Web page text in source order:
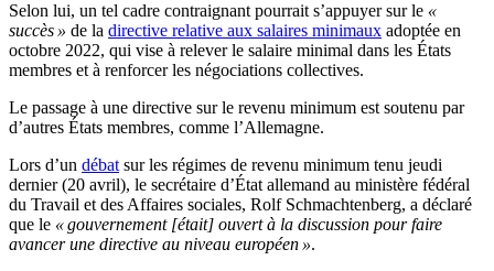
Selon lui, un tel cadre contraignant pourrait s’appuyer sur le «
succès » de la directive relative aux salaires minimaux adoptée en
octobre 2022, qui vise à relever le salaire minimal dans les États
membres et à renforcer les négociations collectives.
Le passage à une directive sur le revenu minimum est soutenu par
d’autres États membres, comme l’Allemagne.
Lors d’un débat sur les régimes de revenu minimum tenu jeudi
dernier (20 avril), le secrétaire d’État allemand au ministère fédéral
du Travail et des Affaires sociales, Rolf Schmachtenberg, a déclaré
que le « gouvernement [était] ouvert à la discussion pour faire
avancer une directive au niveau européen ».